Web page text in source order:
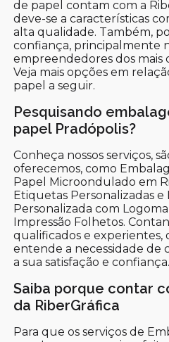
de papel contam com a
deve-se a características
alta qualidade. Também,
confiança, principalmente
empreendedores dos mais
Veja mais opções em
papel a seguir.
Pesquisando
papel Pradópolis?
Conheça nossos serviços,
oferecemos, como
Papel Microondulado em
Etiquetas Personalizadas e
Personalizada com
Impressão Folhetos.
qualificados e
entende a necessidade de
a sua satisfação e confiança.
Saiba porque contar
da RiberGráfica
Para que os serviços de